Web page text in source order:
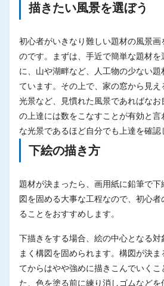
描きたい風景を選ぼう
初心者がいきなり難しい題材の風景画
のです。まずは、手近で簡単な題材
に、山や湖畔など、人工物の少ない
ています。その上で、家の窓から見
光景など、見慣れた風景であればな
の上達には数をこなすことが有効と
な光景であるほど自分でも上達を確認
下絵の描き方
題材が決まったら、画用紙に鉛筆で
図を固める大事な工程なので、初心
ることをおすすめします。
下描きをする場合、絵の中心となる対
まく構図を固められます。構図が決
てからはやや強めに描きこんでいくこ
た、色を塗る前に練り消しゴムなど